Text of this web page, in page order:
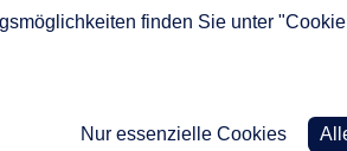
finden Sie unter
Nur essenzielle Cookies